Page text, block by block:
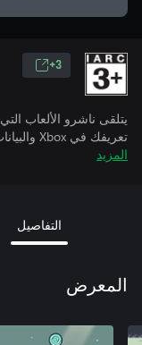
3+
يتلقى ناشرو الألعاب
تعريفك في Xbox والبيانات المقترنة بينما تمارس الألعاب.
المزيد
التفاصيل
المعرض